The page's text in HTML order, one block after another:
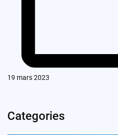
19 mars 2023
Categories